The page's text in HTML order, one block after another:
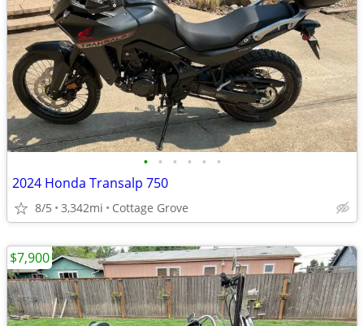
• • • • • •
2024 Honda Transalp 750
8/5 3,342mi Cottage Grove
$7,900